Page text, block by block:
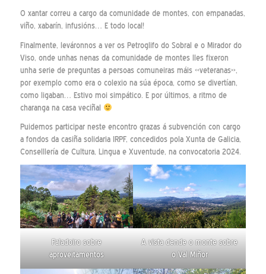
O xantar correu a cargo da comunidade de montes, con empanadas,
viño, xabarín, infusións… E todo local!
Finalmente, leváronnos a ver os Petroglifo do Sobral e o Mirador do
Viso, onde unhas nenas da comunidade de montes lles fixeron
unha serie de preguntas a persoas comuneiras máis «veteranas»,
por exemplo como era o colexio na súa época, como se divertían,
como ligaban… Estivo moi simpático. E por últimos, a ritmo de
charanga na casa veciñal
Puidemos participar neste encontro grazas á subvención con cargo
a fondos da casiña solidaria IRPF, concedidos pola Xunta de Galicia,
Conselllería de Cultura, Lingua e Xuventude, na convocatoria 2024.
Faladoiro sobre
aproveitamentos
A vista dende o monte sobre
o Val Miñor